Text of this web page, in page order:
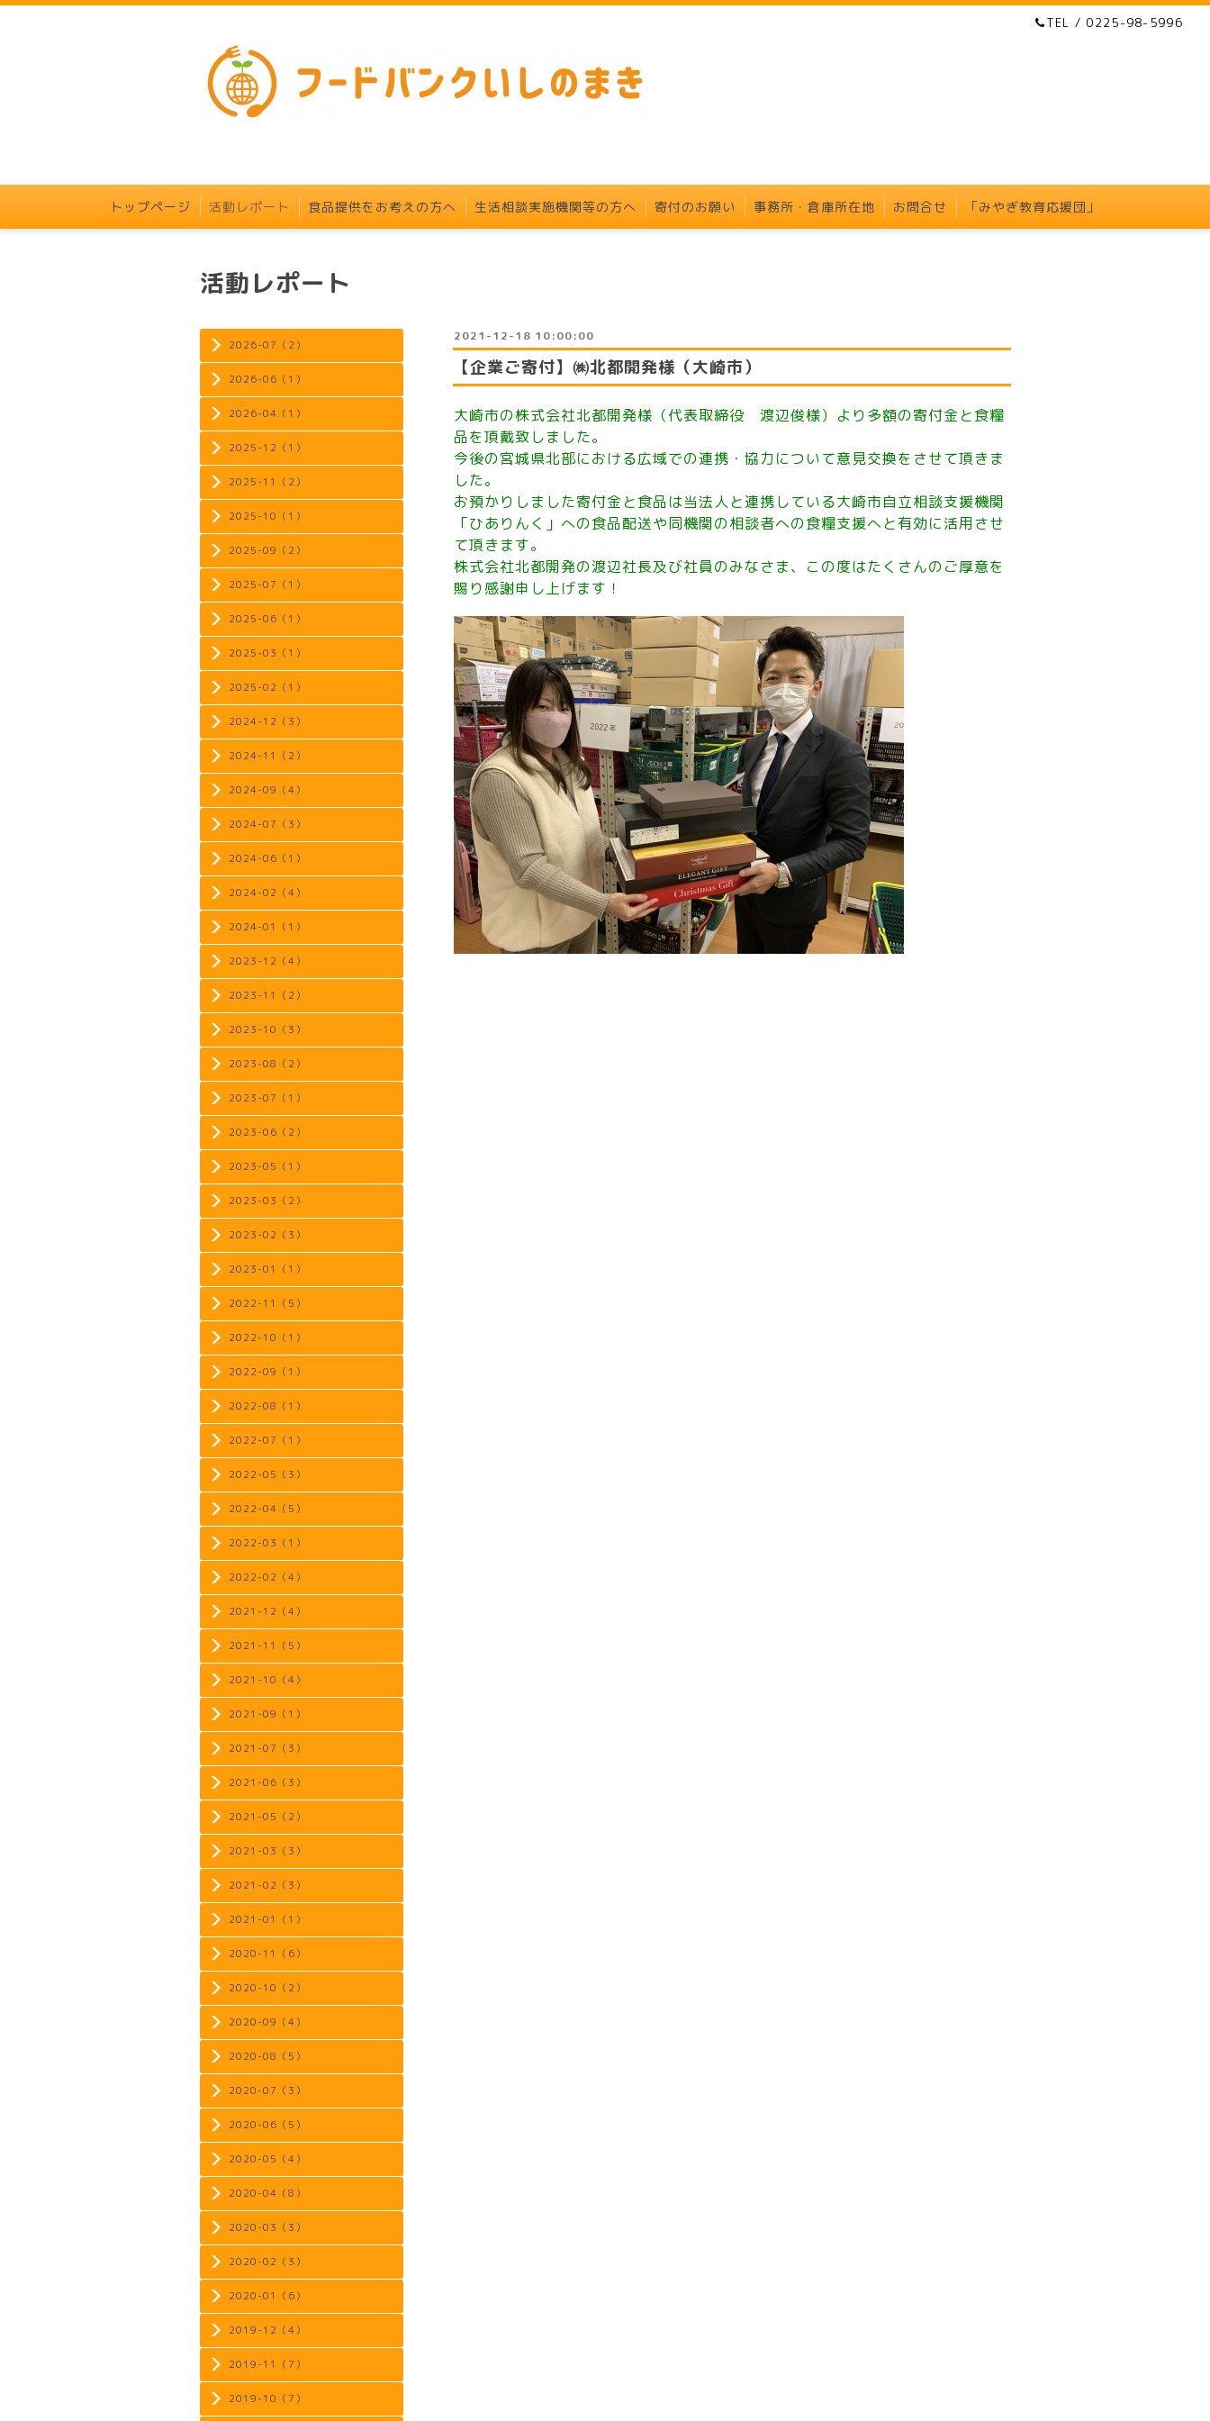
TEL / 0225-98-5996
トップページ 活動レポート 食品提供をお考えの方へ 生活相談実施機関等の方へ 寄付のお願い 事務所・倉庫所在地 お問合せ 「みやぎ教育応援団」
2026-07（2）
2026-06（1）
2026-04（1）
2025-12（1）
2025-11（2）
2025-10（1）
2025-09（2）
2025-07（1）
2025-06（1）
2025-03（1）
2025-02（1）
2024-12（3）
2024-11（2）
2024-09（4）
2024-07（3）
2024-06（1）
2024-02（4）
2024-01（1）
2023-12（4）
2023-11（2）
2023-10（3）
2023-08（2）
2023-07（1）
2023-06（2）
2023-05（1）
2023-03（2）
2023-02（3）
2023-01（1）
2022-11（5）
2022-10（1）
2022-09（1）
2022-08（1）
2022-07（1）
2022-05（3）
2022-04（5）
2022-03（1）
2022-02（4）
2021-12（4）
2021-11（5）
2021-10（4）
2021-09（1）
2021-07（3）
2021-06（3）
2021-05（2）
2021-03（3）
2021-02（3）
2021-01（1）
2020-11（6）
2020-10（2）
2020-09（4）
2020-08（5）
2020-07（3）
2020-06（5）
2020-05（4）
2020-04（8）
2020-03（3）
2020-02（3）
2020-01（6）
2019-12（4）
2019-11（7）
2019-10（7）
活動レポート
2021-12-18 10:00:00
【企業ご寄付】㈱北都開発様（大崎市）
大崎市の株式会社北都開発様（代表取締役 渡辺俊様）より多額の寄付金と食糧
品を頂戴致しました。
今後の宮城県北部における広域での連携・協力について意見交換をさせて頂きま
した。
お預かりしました寄付金と食品は当法人と連携している大崎市自立相談支援機関
「ひありんく」への食品配送や同機関の相談者への食糧支援へと有効に活用させ
て頂きます。
株式会社北都開発の渡辺社長及び社員のみなさま、この度はたくさんのご厚意を
賜り感謝申し上げます！